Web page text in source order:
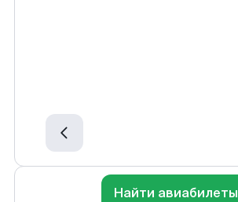
Найти авиабилеты